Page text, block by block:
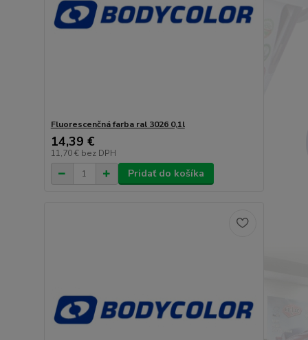
Fluorescenčná farba ral 3026 0,1l
14,39 €
11,70 € bez DPH
Pridať do košíka